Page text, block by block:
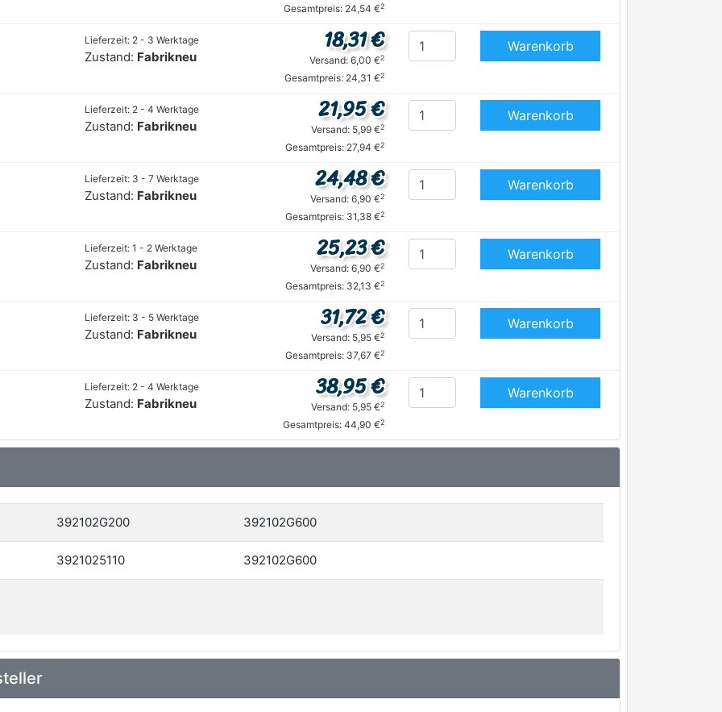
Gesamtpreis: 24,54 €2
Lieferzeit: 2 - 3 Werktage
Zustand: Fabrikneu
18,31 €
Versand: 6,00 €2
Gesamtpreis: 24,31 €2
Warenkorb
Lieferzeit: 2 - 4 Werktage
Zustand: Fabrikneu
21,95 €
Versand: 5,99 €2
Gesamtpreis: 27,94 €2
Warenkorb
Lieferzeit: 3 - 7 Werktage
Zustand: Fabrikneu
24,48 €
Versand: 6,90 €2
Gesamtpreis: 31,38 €2
Warenkorb
Lieferzeit: 1 - 2 Werktage
Zustand: Fabrikneu
25,23 €
Versand: 6,90 €2
Gesamtpreis: 32,13 €2
Warenkorb
Lieferzeit: 3 - 5 Werktage
Zustand: Fabrikneu
31,72 €
Versand: 5,95 €2
Gesamtpreis: 37,67 €2
Warenkorb
Lieferzeit: 2 - 4 Werktage
Zustand: Fabrikneu
38,95 €
Versand: 5,95 €2
Gesamtpreis: 44,90 €2
Warenkorb
392102G200 392102G600
3921025110 392102G600